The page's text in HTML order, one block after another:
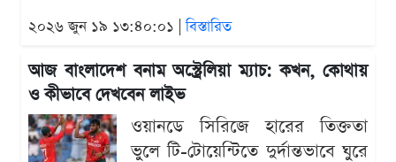
২০২৬ জুন ১৯ ১৩:৪০:০১ |বিস্তারিত
আজ বাংলাদেশ বনাম অস্ট্রেলিয়া ম্যাচ: কখন, কোথায়
ও কীভাবে দেখবেন লাইভ
ওয়ানডে সিরিজে হারের তিক্ততা
ভুলে টি-টোয়েন্টিতে দুর্দান্তভাবে ঘুরে